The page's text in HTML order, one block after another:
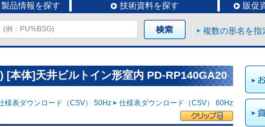
品情報を探す 技術資料を探す 販促
複数の形名を指
[本体]天井ビルトイン形室内 PD-RP140GA20
様表ダウンロード（CSV） 50Hz 仕様表ダウンロード（CSV） 60Hz